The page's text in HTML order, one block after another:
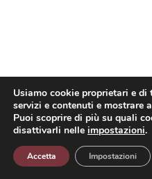
Usiamo cookie proprietari e di
servizi e contenuti e mostrare
Puoi scoprire di più su quali
disattivarli nelle impostazioni.
Accetta Impostazioni